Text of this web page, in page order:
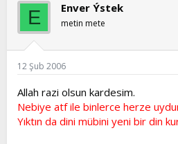
E Enver Ýstek
metin mete
12 Şub 2006
Allah razi olsun kardesim.
Nebiye atf ile binlerce herze
Yıktın da dini mübini yeni bir din